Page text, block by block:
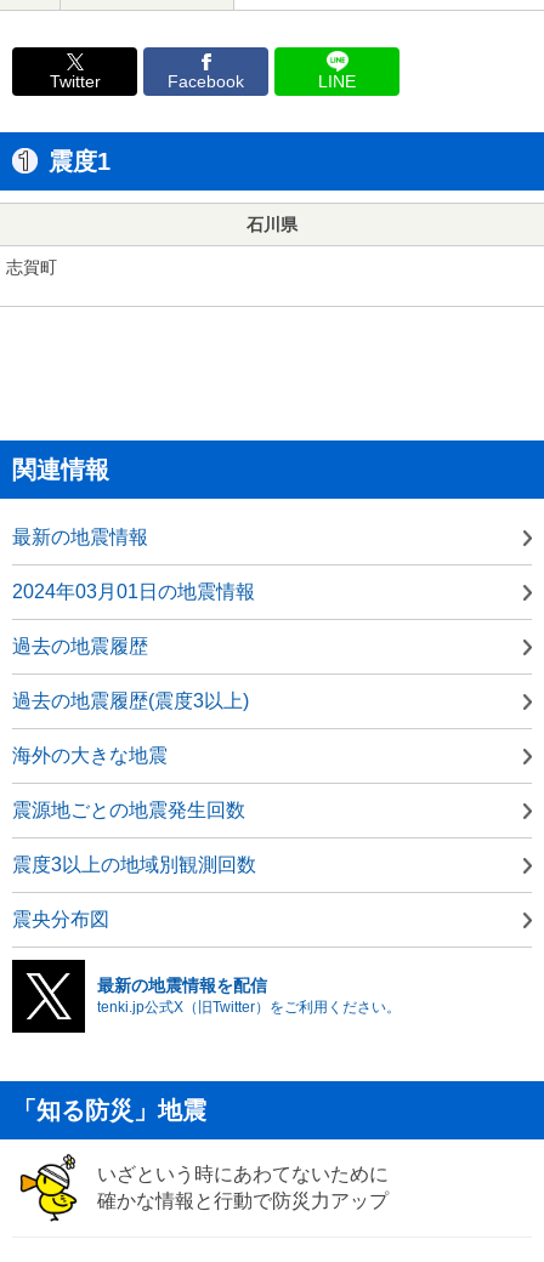
Twitter Facebook LINE
震度1
石川県
志賀町
関連情報
最新の地震情報
2024年03月01日の地震情報
過去の地震履歴
過去の地震履歴(震度3以上)
海外の大きな地震
震源地ごとの地震発生回数
震度3以上の地域別観測回数
震央分布図
最新の地震情報を配信
tenki.jp公式X（旧Twitter）をご利用ください。
「知る防災」地震
いざという時にあわてないために
確かな情報と行動で防災力アップ